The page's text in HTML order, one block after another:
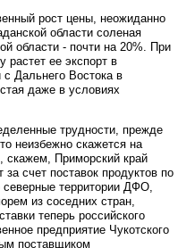
рост цены, неожиданно
области соленая
области - почти на 20%. При
ее экспорт в
с Дальнего Востока в
даже в условиях
трудности, прежде
неизбежно скажется на
скажем, Приморский край
счет поставок продуктов по
территории ДФО,
из соседних стран,
теперь российского
предприятие Чукотского
поставщиком